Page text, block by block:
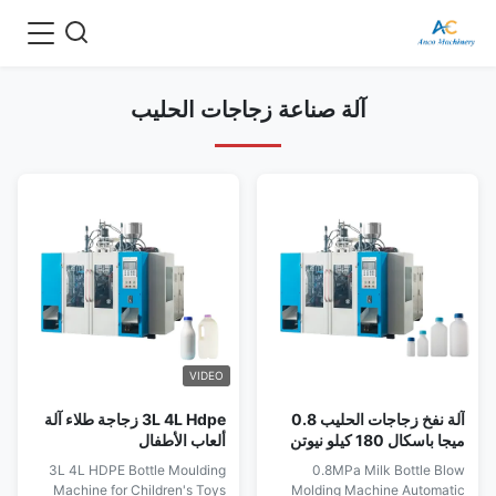
آلة صناعة زجاجات الحليب
آلة نفخ زجاجات الحليب 0.8
ميجا باسكال 180 كيلو نيوتن
40 كجم/ساعة آلة زجاجات
PET أوتوماتيكية
0.8MPa Milk Bottle Blow
Molding Machine Automatic
VIDEO
3L 4L Hdpe زجاجة طلاء آلة
ألعاب الأطفال
3L 4L HDPE Bottle Moulding
Machine for Children's Toys